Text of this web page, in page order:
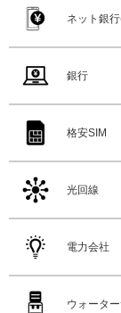
ネット銀
銀行
格安SIM
光回線
電力会社
ウォータ